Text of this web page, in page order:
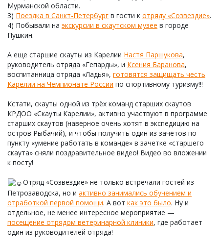
Мурманской области.
3) Поездка в Санкт-Петербург в гости к отряду «Созвездие».
4) Побывали на экскурсии в скаутском музее в городе
Пушкин.
А еще старшие скауты из Карелии Настя Паршукова,
руководитель отряда «Гепарды», и Ксения Баранова,
воспитанница отряда «Ладья», готовятся защищать честь
Карелии на Чемпионате России по спортивному туризму!!!
Кстати, скауты одной из трёх команд старших скаутов
КРДОО «Скауты Карелии», активно участвуют в программе
старших скаутов (наверное очень хотят в экспедицию на
остров Рыбачий), и чтобы получить один из зачётов по
пункту «умение работать в команде» в зачетке «старшего
скаута» сняли поздравительное видео! Видео во вложении
к посту!
Отряд «Созвездие» не только встречали гостей из
Петрозаводска, но и активно занимались обучением и
отработкой первой помощи. А вот как это было. Ну и
отдельное, не менее интересное мероприятие —
посещение отрядом ветеринарной клиники, где работает
один из руководителей отряда!